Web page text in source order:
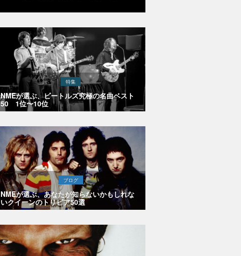
特集
NMEが選ぶ、ビートルズ究極の名曲ベスト
50 1位〜10位
ブログ
NMEが選ぶ、あなたが知らないかもしれな
いクイーンのトリビア50選